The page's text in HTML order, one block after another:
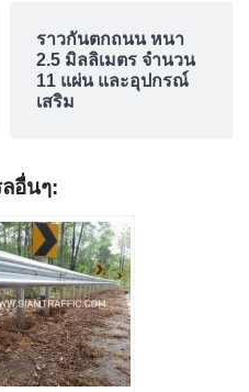
ราวกันตกถนน หนา
2.5 มิลลิเมตร จำนวน
11 แผ่น และอุปกรณ์
เสริม
อื่นๆ: